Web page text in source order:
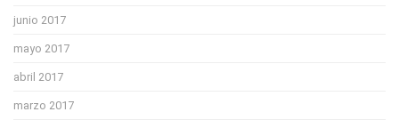
junio 2017
mayo 2017
abril 2017
marzo 2017